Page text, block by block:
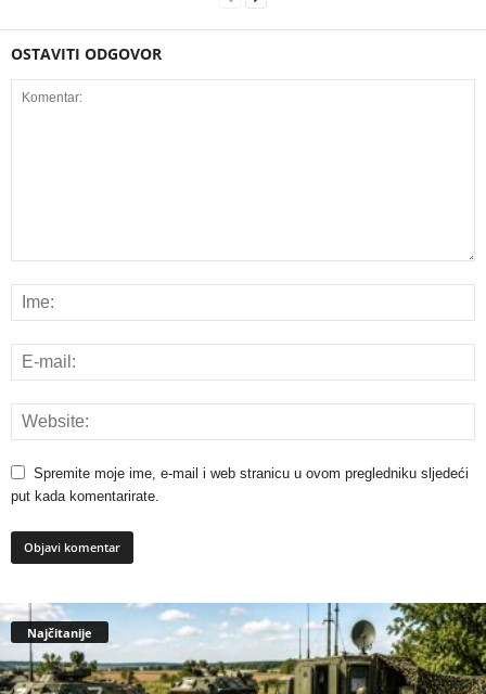
OSTAVITI ODGOVOR
Spremite moje ime, e-mail i web stranicu u ovom pregledniku sljedeći
put kada komentarirate.
Najčitanije